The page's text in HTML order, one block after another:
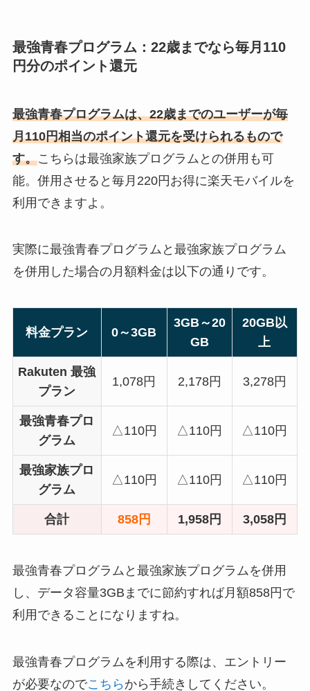
最強青春プログラム：22歳までなら毎月110
円分のポイント還元
最強青春プログラムは、22歳までのユーザーが毎
月110円相当のポイント還元を受けられるもので
す。こちらは最強家族プログラムとの併用も可
能。併用させると毎月220円お得に楽天モバイルを
利用できますよ。
実際に最強青春プログラムと最強家族プログラム
を併用した場合の月額料金は以下の通りです。
合計 858円 1,958円 3,058円
料金プラン 0～3GB
3GB～20
GB
20GB以
上
Rakuten 最強
プラン
1,078円 2,178円 3,278円
最強青春プロ
グラム
△110円 △110円 △110円
最強家族プロ
グラム
△110円 △110円 △110円
最強青春プログラムと最強家族プログラムを併用
し、データ容量3GBまでに節約すれば月額858円で
利用できることになりますね。
最強青春プログラムを利用する際は、エントリー
が必要なのでこちら から手続きしてください。